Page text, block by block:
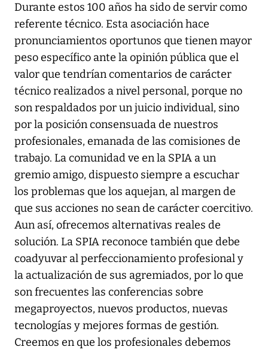
Durante estos 100 años ha sido de servir como
referente técnico. Esta asociación hace
pronunciamientos oportunos que tienen mayor
peso específico ante la opinión pública que el
valor que tendrían comentarios de carácter
técnico realizados a nivel personal, porque no
son respaldados por un juicio individual, sino
por la posición consensuada de nuestros
profesionales, emanada de las comisiones de
trabajo. La comunidad ve en la SPIA a un
gremio amigo, dispuesto siempre a escuchar
los problemas que los aquejan, al margen de
que sus acciones no sean de carácter coercitivo.
Aun así, ofrecemos alternativas reales de
solución. La SPIA reconoce también que debe
coadyuvar al perfeccionamiento profesional y
la actualización de sus agremiados, por lo que
son frecuentes las conferencias sobre
megaproyectos, nuevos productos, nuevas
tecnologías y mejores formas de gestión.
Creemos en que los profesionales debemos